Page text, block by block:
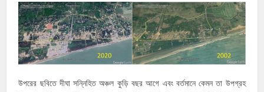
উপরের ছবিতে দীঘা সন্নিহিত অঞ্চল কুড়ি বছর আগে এবং বর্তমানে কেমন তা উপগ্রহ